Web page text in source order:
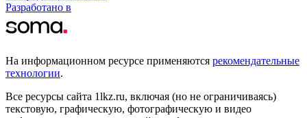
Разработано в
На информационном ресурсе применяются рекомендательные
технологии.
Все ресурсы сайта 1lkz.ru, включая (но не ограничиваясь)
текстовую, графическую, фотографическую и видео